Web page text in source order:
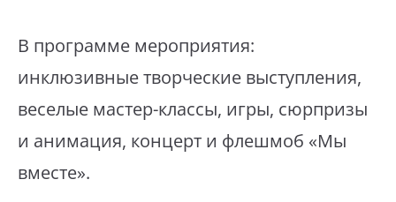
В программе мероприятия:
инклюзивные творческие выступления,
веселые мастер-классы, игры, сюрпризы
и анимация, концерт и флешмоб «Мы
вместе».